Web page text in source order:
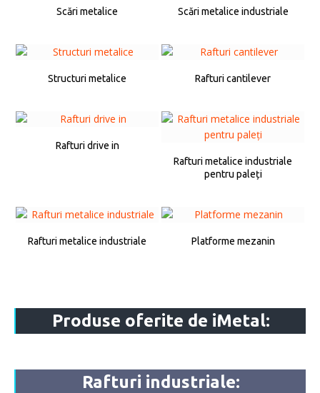
Scări metalice Scări metalice industriale
Structuri metalice Rafturi cantilever
Rafturi drive in
Rafturi metalice industriale
pentru paleți
Rafturi metalice industriale Platforme mezanin
Produse oferite de iMetal:
Rafturi industriale: